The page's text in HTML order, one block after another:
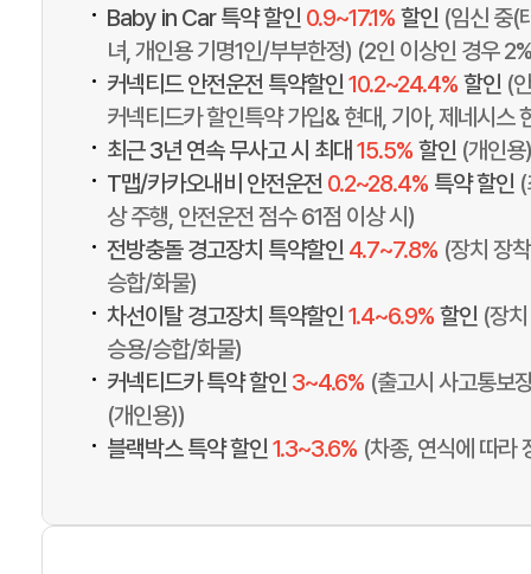
• Baby in Car 특약 할인 0.9~17.1% 할인 (임신 중(
녀, 개인용 기명1인/부부한정) (2인 이상인 경우
• 커넥티드 안전운전 특약할인 10.2~24.4% 할인 (
커넥티드카 할인특약 가입& 현대, 기아, 제네시스
• 최근 3년 연속 무사고 시 최대 15.5% 할인 (개인용)
• T맵/카카오내비 안전운전 0.2~28.4% 특약 할인
상 주행, 안전운전 점수 61점 이상 시)
• 전방충돌 경고장치 특약할인 4.7~7.8% (장치 장
승합/화물)
• 차선이탈 경고장치 특약할인 1.4~6.9% 할인 (장
승용/승합/화물)
• 커넥티드카 특약 할인 3~4.6% (출고시 사고통보
(개인용))
• 블랙박스 특약 할인 1.3~3.6% (차종, 연식에 따라